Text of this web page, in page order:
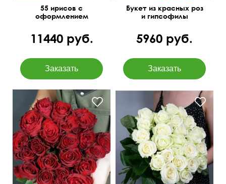
55 ирисов с
оформлением
11440 руб.
Букет из красных роз
и гипсофилы
5960 руб.
21 красная кенийская
роза
50 см 25 см